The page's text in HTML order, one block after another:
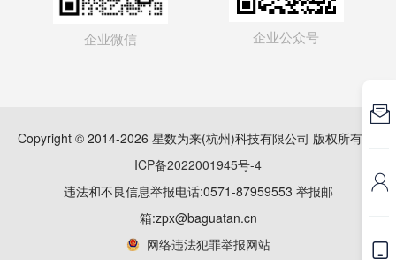
企业微信 企业公众号
Copyright © 2014-2026 星数为来(杭州)科技有限公司 版权所有
ICP备2022001945号-4
违法和不良信息举报电话:0571-87959553 举报邮
箱:zpx@baguatan.cn
网络违法犯罪举报网站


